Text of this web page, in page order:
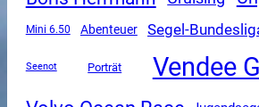
Mini 6.50 Abenteuer Segel-
Seenot Porträt Vendee